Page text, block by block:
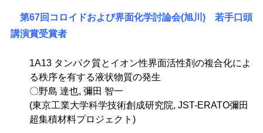
第67回コロイドおよび界面化学討論会(旭川) 若手口頭
講演賞受賞者
1A13 タンパク質とイオン性界面活性剤の複合化によ
る秩序を有する液状物質の発生
〇野島 達也, 彌田 智一
(東京工業大学科学技術創成研究院, JST-ERATO彌田
超集積材料プロジェクト)